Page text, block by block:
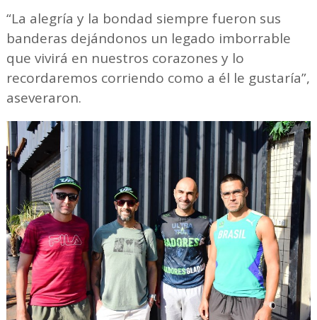
“La alegría y la bondad siempre fueron sus
banderas dejándonos un legado imborrable
que vivirá en nuestros corazones y lo
recordaremos corriendo como a él le gustaría”,
aseveraron.